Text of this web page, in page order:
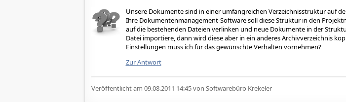
Unsere Dokumente sind in einer umfangreichen Verzeichnisstruktur auf
Ihre Dokumentenmanagement-Software soll diese Struktur in den
auf die bestehenden Dateien verlinken und neue Dokumente in der
Datei importiere, dann wird diese aber in ein anderes Archivverzeichnis
Einstellungen muss ich für das gewünschte Verhalten vornehmen?
Zur Antwort
Veröffentlicht am 09.08.2011 14:45von Softwarebüro Krekeler